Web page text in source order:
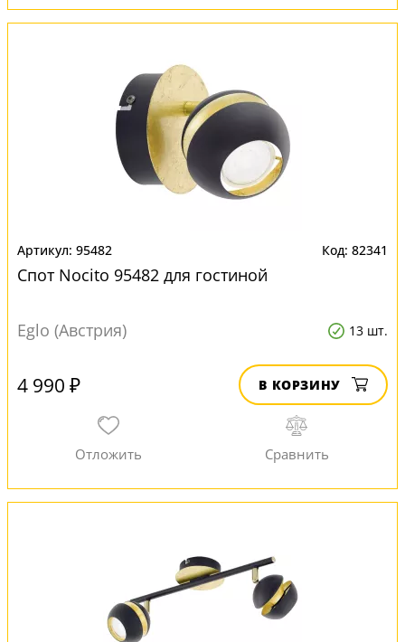
95482 82341
Спот Nocito 95482 для гостиной
Eglo (Австрия) 13 шт.
4 990 ₽ В КОРЗИНУ